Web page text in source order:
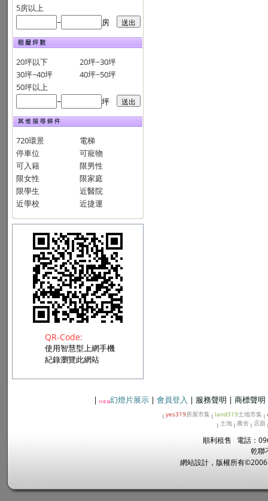
5房以上
~
房
20坪以下
20坪~30坪
30坪~40坪
40坪~50坪
50坪以上
~
坪
720環景
電梯
停車位
可寵物
可入籍
限男性
限女性
限家庭
限學生
近醫院
近學校
近捷運
QR-Code:
使用智慧型上網手機
紀錄瀏覽此網站
| 幻燈片展示 | 會員登入 | 服務聲明 | 商標聲明
| yes319房屋市集 | land319土地市集 |
| 土地 | 農舍 | 店面
順利租售 電話：
乾聯
網站設計，版權所有